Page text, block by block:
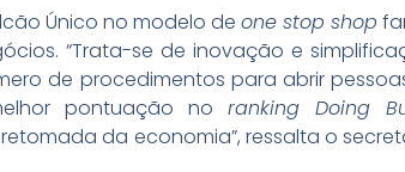
Único no modelo de one stop shop
“Trata-se de inovação e
de procedimentos para abrir
pontuação no ranking Doing
da economia”, ressalta o